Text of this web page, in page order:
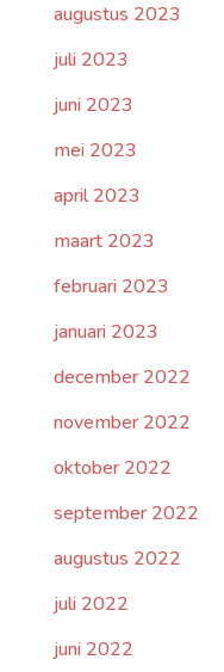
augustus 2023
juli 2023
juni 2023
mei 2023
april 2023
maart 2023
februari 2023
januari 2023
december 2022
november 2022
oktober 2022
september 2022
augustus 2022
juli 2022
juni 2022